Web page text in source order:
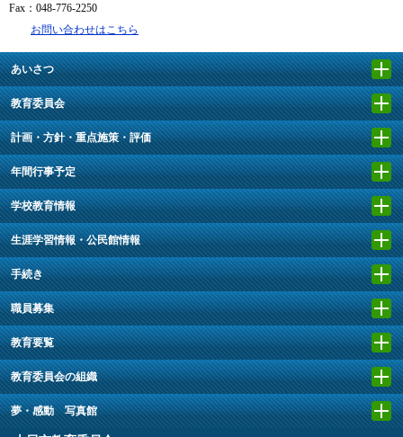
Fax：048-776-2250
お問い合わせはこちら
あいさつ
教育委員会
計画・方針・重点施策・評価
年間行事予定
学校教育情報
生涯学習情報・公民館情報
手続き
職員募集
教育要覧
教育委員会の組織
夢・感動 写真館